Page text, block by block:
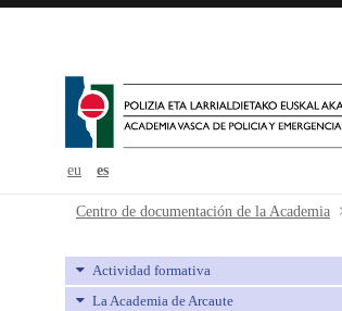
eu es
316 uztaila-julio - avpe
Centro de documentación de la Academia
Actividad formativa
La Academia de Arcaute